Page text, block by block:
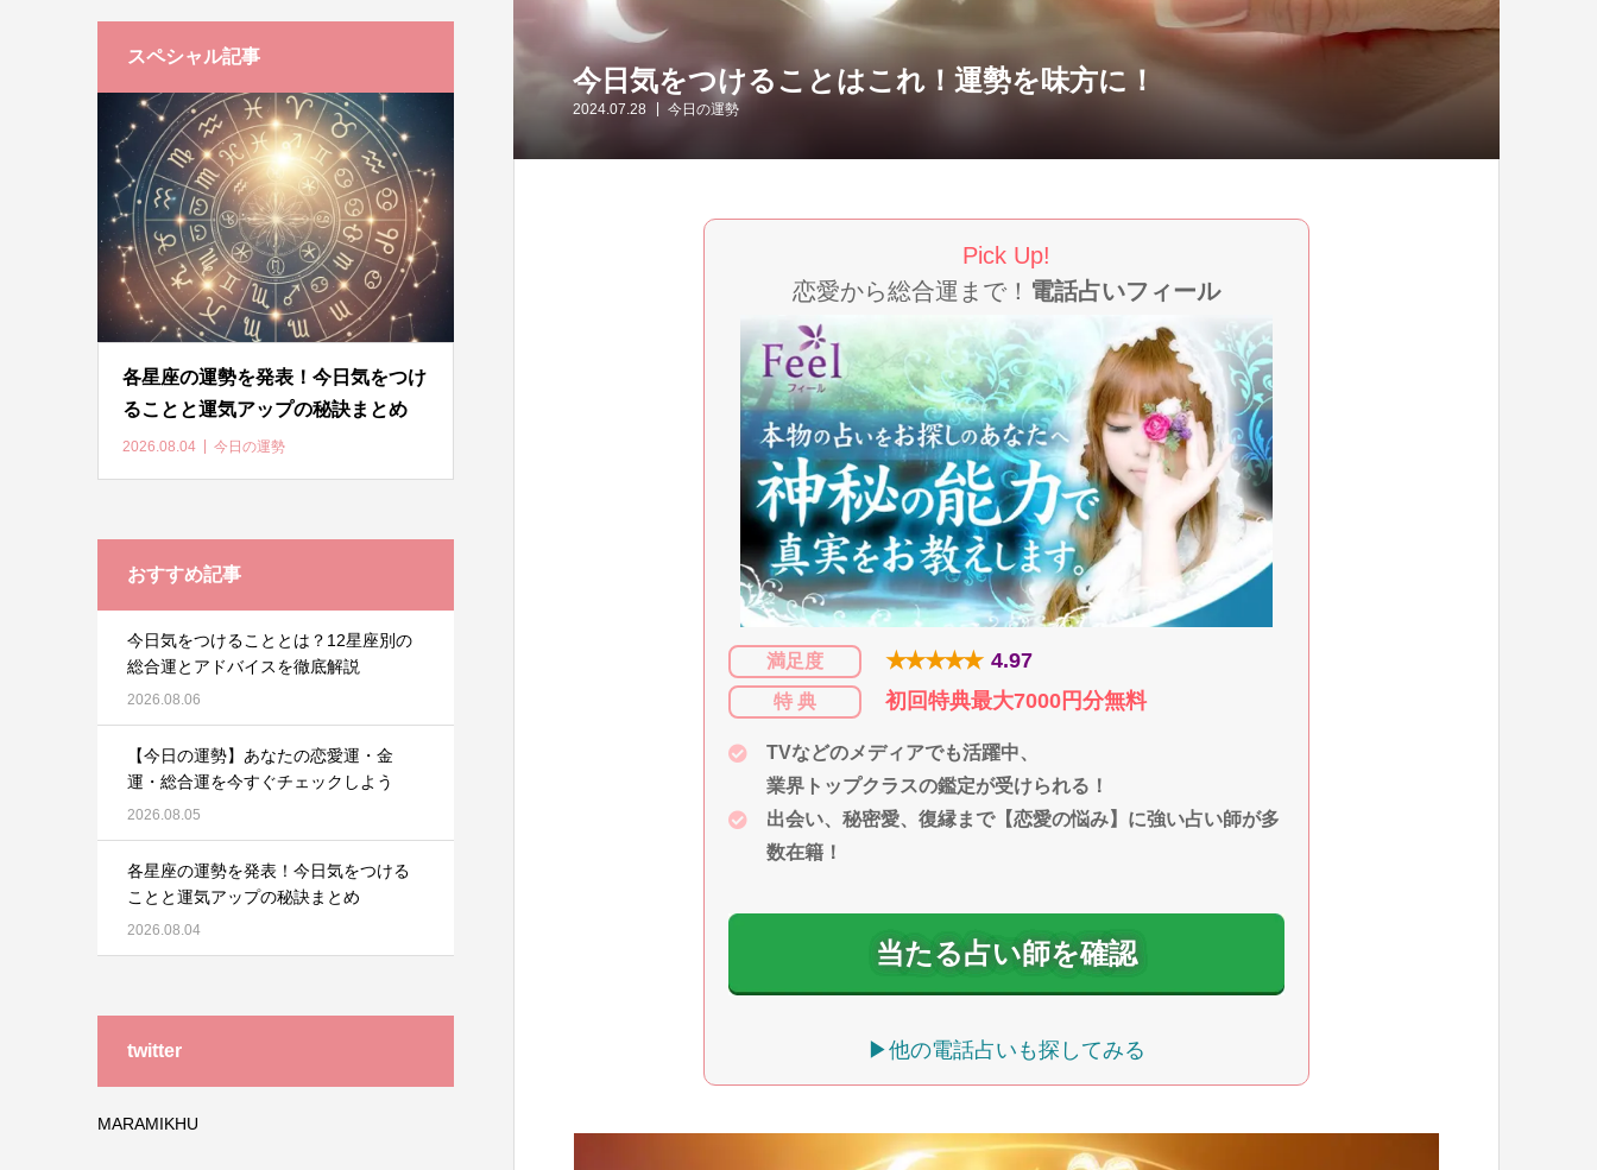
今日気をつけることはこれ！運勢を味方に！
2024.07.28 今日の運勢
Pick Up!
恋愛から総合運まで！ 電話占いフィール
満足度 ★★★★★ 4.97
特 典 初回特典最大7000円分無料
TVなどのメディアでも活躍中、
業界トップクラスの鑑定が受けられる！
出会い、秘密愛、復縁まで【恋愛の悩み】に強い占い師が多
数在籍！
当たる占い師を確認
▶他の電話占いも探してみる
スペシャル記事
各星座の運勢を発表！今日気をつけ
ることと運気アップの秘訣まとめ
2026.08.04 今日の運勢
おすすめ記事
今日気をつけることとは？12星座別の
総合運とアドバイスを徹底解説
2026.08.06
【今日の運勢】あなたの恋愛運・金
運・総合運を今すぐチェックしよう
2026.08.05
各星座の運勢を発表！今日気をつける
ことと運気アップの秘訣まとめ
2026.08.04
twitter
MARAMIKHU